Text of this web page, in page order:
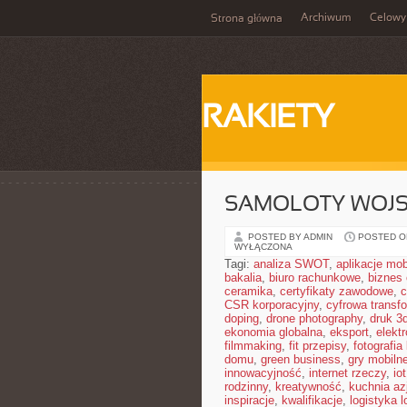
Strona główna Archiwum
RAKIETY
SAMOLOTY
POSTED BY ADMIN POSTED
WYŁĄCZONA
Tagi: analiza SWOT, aplikacje
bakalia, biuro rachunkowe, biznes
ceramika, certyfikaty zawodowe,
CSR korporacyjny, cyfrowa
doping, drone photography, druk 3d
ekonomia globalna, eksport,
filmmaking, fit przepisy, fotografia
domu, green business, gry
innowacyjność, internet rzeczy, iot
rodzinny, kreatywność, kuchnia
inspiracje, kwalifikacje, logistyka